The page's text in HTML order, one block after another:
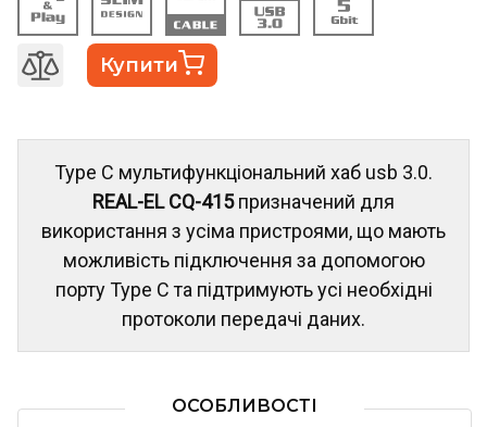
Купити
Type C мультифункціональний хаб usb 3.0.
REAL-EL CQ-415призначений для
використання з усіма пристроями, що мають
можливість підключення за допомогою
порту Type C та підтримують усі необхідні
протоколи передачі даних.
ОСОБЛИВОСТІ